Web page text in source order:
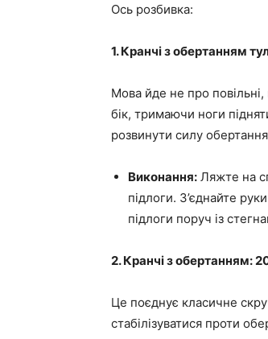
Ось розбивка:
1. Кранчі з обертанням
Мова йде не про повільні,
бік, тримаючи ноги
розвинути силу
Виконання: Ляжте на
підлоги. З’єднайте
підлоги поруч із
2. Кранчі з обертанням:
Це поєднує класичне
стабілізуватися проти